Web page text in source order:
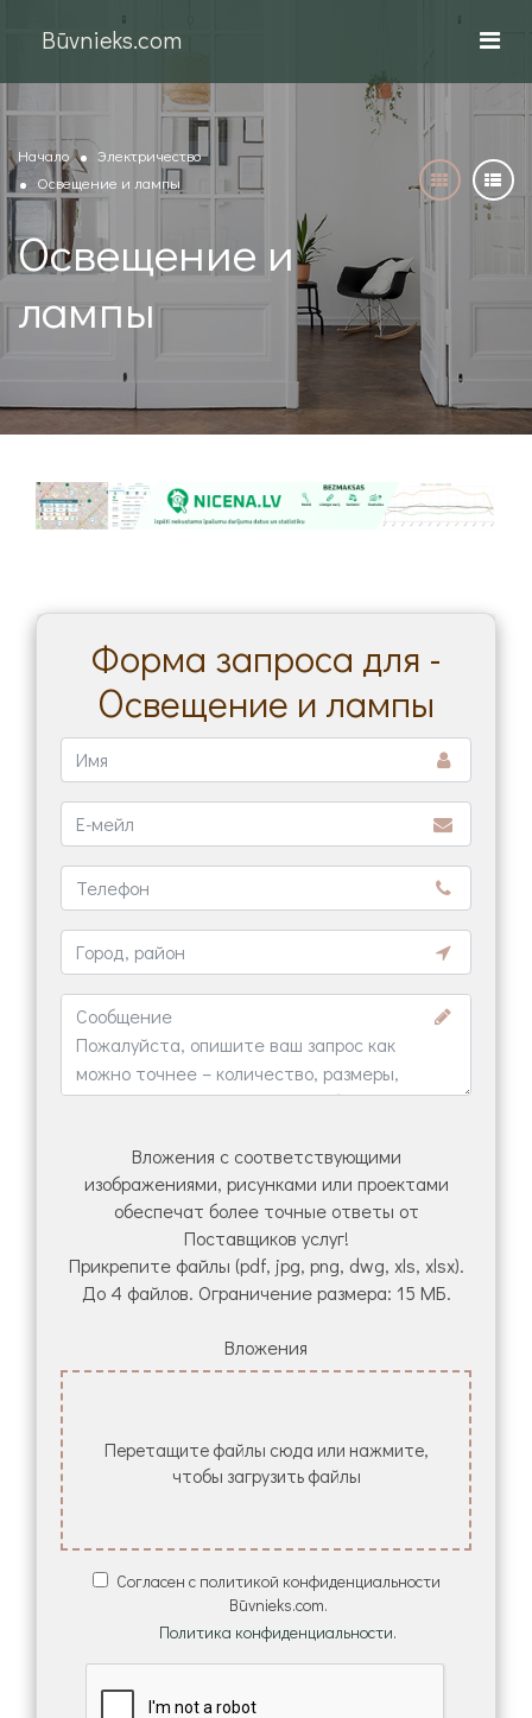
Būvnieks.com
Начало
Электричество
Освещение и лампы
Освещение и
лампы
Форма запроса для -
Освещение и лампы
Вложения с соответствующими
изображениями, рисунками или проектами
обеспечат более точные ответы от
Поставщиков услуг!
Прикрепите файлы (pdf, jpg, png, dwg, xls, xlsx).
До 4 файлов. Ограничение размера: 15 МБ.
Вложения
Перетащите файлы сюда или нажмите,
чтобы загрузить файлы
Согласен с политикой конфиденциальности
Būvnieks.com.
Политика конфиденциальности.